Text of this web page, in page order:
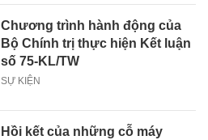
Chương trình hành động của
Bộ Chính trị thực hiện Kết luận
số 75-KL/TW
SỰ KIỆN
Hồi kết của những cỗ máy